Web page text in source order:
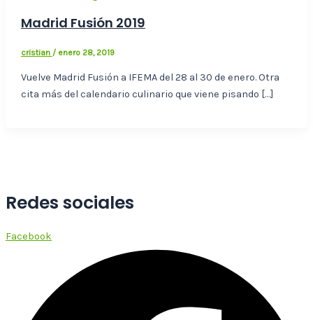
Madrid Fusión 2019
cristian / enero 28, 2019
Vuelve Madrid Fusión a IFEMA del 28 al 30 de enero. Otra
cita más del calendario culinario que viene pisando […]
Redes sociales
Facebook